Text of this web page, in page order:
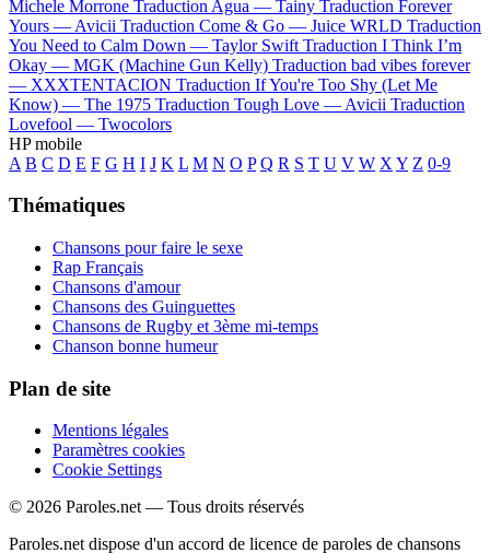
Michele Morrone Traduction Agua — Tainy Traduction Forever
Yours — Avicii Traduction Come & Go — Juice WRLD Traduction
You Need to Calm Down — Taylor Swift Traduction I Think I’m
Okay — MGK (Machine Gun Kelly) Traduction bad vibes forever
— XXXTENTACION Traduction If You're Too Shy (Let Me
Know) — The 1975 Traduction Tough Love — Avicii Traduction
Lovefool — Twocolors
HP mobile
A B C D E F G H I J K L M N O P Q R S T U V W X Y Z 0-9
Thématiques
Chansons pour faire le sexe
Rap Français
Chansons d'amour
Chansons des Guinguettes
Chansons de Rugby et 3ème mi-temps
Chanson bonne humeur
Plan de site
Mentions légales
Paramètres cookies
Cookie Settings
© 2026 Paroles.net — Tous droits réservés
Paroles.net dispose d'un accord de licence de paroles de chansons